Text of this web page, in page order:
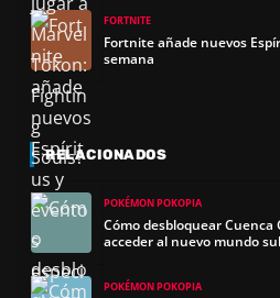
O
FORTNITE
Fortnite añade nuevos
semana
RELACIONADOS
POKÉMON POKOPIA
Cómo desbloquear Cuenca
acceder al nuevo mundo
POKÉMON POKOPIA